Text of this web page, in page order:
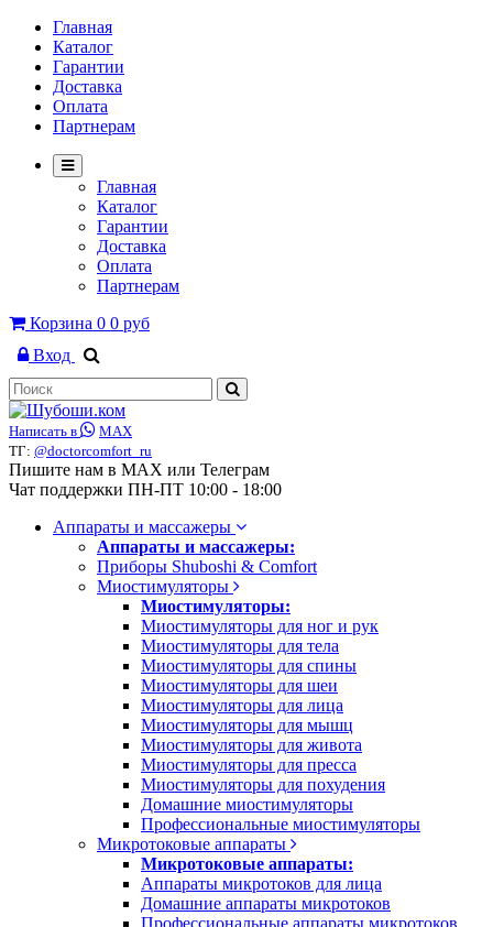
Главная
Каталог
Гарантии
Доставка
Оплата
Партнерам
Главная
Каталог
Гарантии
Доставка
Оплата
Партнерам
Корзина 0 0 руб
Вход
Написать в
MAX
ТГ: @doctorcomfort_ru
Пишите нам в MAX или Телеграм
Чат поддержки ПН-ПТ 10:00 - 18:00
Аппараты и массажеры
Аппараты и массажеры:
Приборы Shuboshi & Comfort
Миостимуляторы
Миостимуляторы:
Миостимуляторы для ног и рук
Миостимуляторы для тела
Миостимуляторы для спины
Миостимуляторы для шеи
Миостимуляторы для лица
Миостимуляторы для мышц
Миостимуляторы для живота
Миостимуляторы для пресса
Миостимуляторы для похудения
Домашние миостимуляторы
Профессиональные миостимуляторы
Микротоковые аппараты
Микротоковые аппараты:
Аппараты микротоков для лица
Домашние аппараты микротоков
Профессиональные аппараты микротоков